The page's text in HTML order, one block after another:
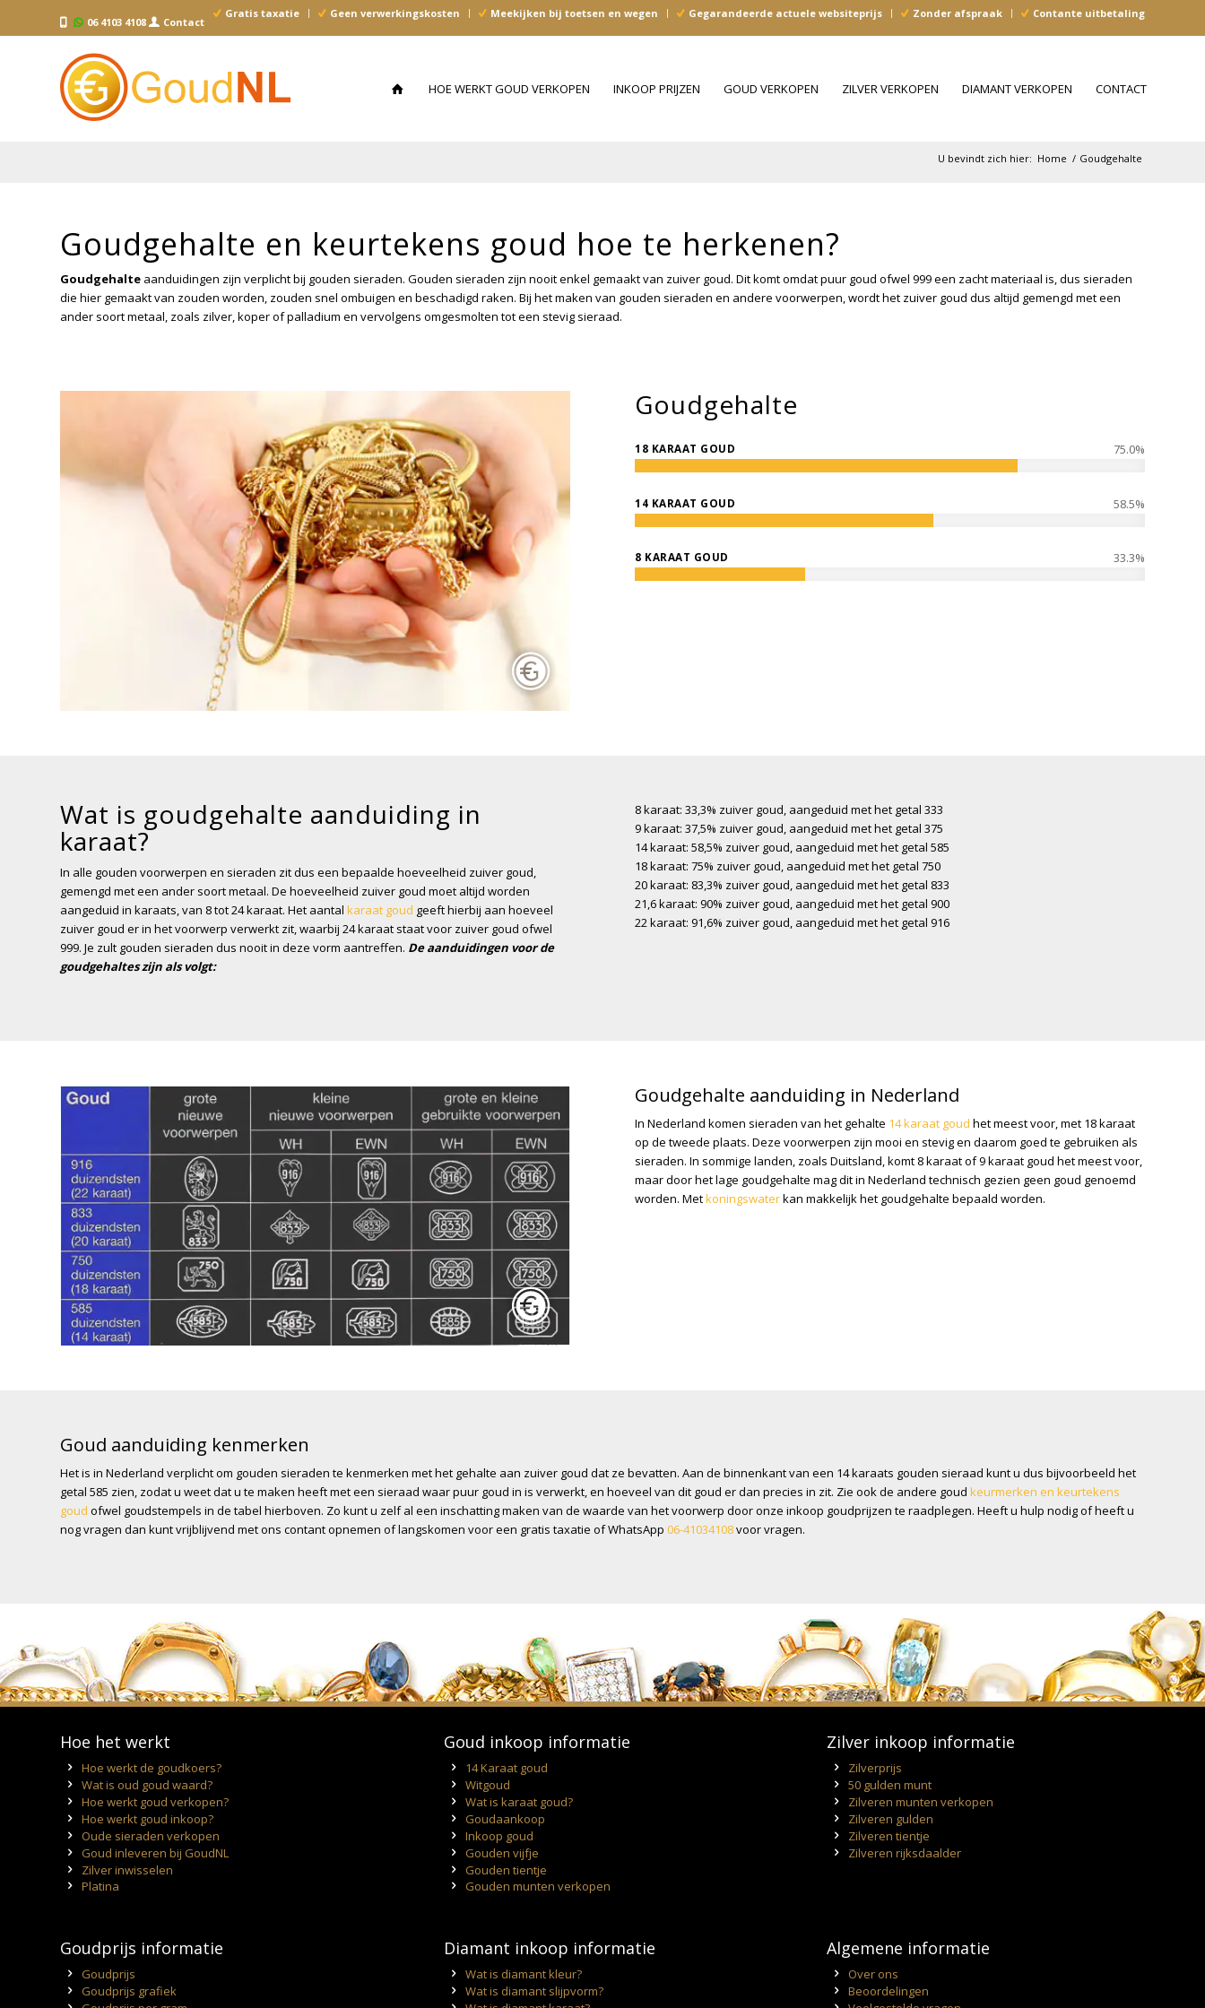
Gratis taxatie Geen verwerkingskosten Meekijken bij toetsen en wegen Gegarandeerde actuele websiteprijs Zonder afspraak Contante uitbetaling
06 4103 4108 Contact
HOMEHOE WERKT GOUD VERKOPEN INKOOP PRIJZEN GOUD VERKOPEN ZILVER VERKOPEN DIAMANT VERKOPEN CONTACT
U bevindt zich hier: Home / Goudgehalte
Goudgehalte en keurtekens goud hoe te herkenen?
Goudgehalte aanduidingen zijn verplicht bij gouden sieraden. Gouden sieraden zijn nooit enkel gemaakt van zuiver goud. Dit komt omdat puur goud ofwel 999 een zacht materiaal is, dus sieraden
die hier gemaakt van zouden worden, zouden snel ombuigen en beschadigd raken. Bij het maken van gouden sieraden en andere voorwerpen, wordt het zuiver goud dus altijd gemengd met een
ander soort metaal, zoals zilver, koper of palladium en vervolgens omgesmolten tot een stevig sieraad.
Goudgehalte
18 KARAAT GOUD 75.0%
14 KARAAT GOUD 58.5%
8 KARAAT GOUD 33.3%
Wat is goudgehalte aanduiding in
karaat?
In alle gouden voorwerpen en sieraden zit dus een bepaalde hoeveelheid zuiver goud,
gemengd met een ander soort metaal. De hoeveelheid zuiver goud moet altijd worden
aangeduid in karaats, van 8 tot 24 karaat. Het aantal karaat goud geeft hierbij aan hoeveel
zuiver goud er in het voorwerp verwerkt zit, waarbij 24 karaat staat voor zuiver goud ofwel
999. Je zult gouden sieraden dus nooit in deze vorm aantreffen. De aanduidingen voor de
goudgehaltes zijn als volgt:
8 karaat: 33,3% zuiver goud, aangeduid met het getal 333
9 karaat: 37,5% zuiver goud, aangeduid met het getal 375
14 karaat: 58,5% zuiver goud, aangeduid met het getal 585
18 karaat: 75% zuiver goud, aangeduid met het getal 750
20 karaat: 83,3% zuiver goud, aangeduid met het getal 833
21,6 karaat: 90% zuiver goud, aangeduid met het getal 900
22 karaat: 91,6% zuiver goud, aangeduid met het getal 916
Goudgehalte aanduiding in Nederland
In Nederland komen sieraden van het gehalte 14 karaat goud het meest voor, met 18 karaat
op de tweede plaats. Deze voorwerpen zijn mooi en stevig en daarom goed te gebruiken als
sieraden. In sommige landen, zoals Duitsland, komt 8 karaat of 9 karaat goud het meest voor,
maar door het lage goudgehalte mag dit in Nederland technisch gezien geen goud genoemd
worden. Metkoningswaterkan makkelijk het goudgehalte bepaald worden.
Goud aanduiding kenmerken
Het is in Nederland verplicht om gouden sieraden te kenmerken met het gehalte aan zuiver goud dat ze bevatten. Aan de binnenkant van een 14 karaats gouden sieraad kunt u dus bijvoorbeeld het
getal 585 zien, zodat u weet dat u te maken heeft met een sieraad waar puur goud in is verwerkt, en hoeveel van dit goud er dan precies in zit. Zie ook de andere goud keurmerken en keurtekens
goud ofwel goudstempels in de tabel hierboven. Zo kunt u zelf al een inschatting maken van de waarde van het voorwerp door onze inkoop goudprijzen te raadplegen. Heeft u hulp nodig of heeft u
nog vragen dan kunt vrijblijvend met ons contant opnemen of langskomen voor een gratis taxatie of WhatsApp 06-41034108voor vragen.
Hoe het werkt
Hoe werkt de goudkoers?
Wat is oud goud waard?
Hoe werkt goud verkopen?
Hoe werkt goud inkoop?
Oude sieraden verkopen
Goud inleveren bij GoudNL
Zilver inwisselen
Platina
Goud inkoop informatie
14 Karaat goud
Witgoud
Wat is karaat goud?
Goudaankoop
Inkoop goud
Gouden vijfje
Gouden tientje
Gouden munten verkopen
Zilver inkoop informatie
Zilverprijs
50 gulden munt
Zilveren munten verkopen
Zilveren gulden
Zilveren tientje
Zilveren rijksdaalder
Goudprijs informatie
Goudprijs
Goudprijs grafiek
Diamant inkoop informatie
Wat is diamant kleur?
Wat is diamant slijpvorm?
Algemene informatie
Over ons
Beoordelingen